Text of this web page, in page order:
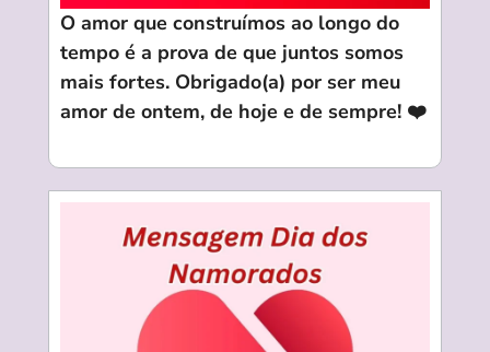
O amor que construímos ao longo do
tempo é a prova de que juntos somos
mais fortes. Obrigado(a) por ser meu
amor de ontem, de hoje e de sempre! ❤️